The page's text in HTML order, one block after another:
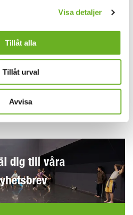
Visa detaljer
Tillåt alla
Tillåt urval
Avvisa
1 december.
dig till våra